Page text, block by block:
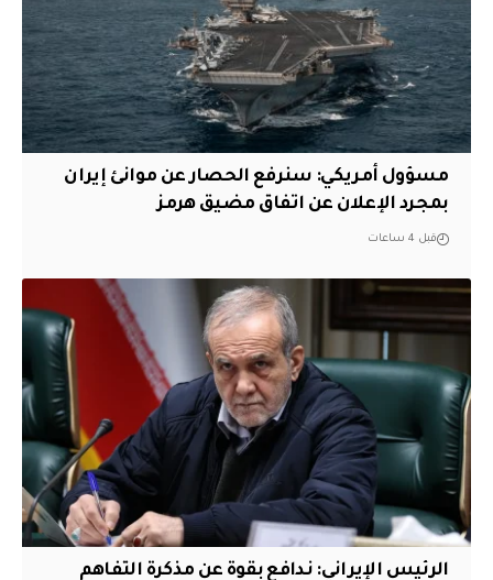
مسؤول أمريكي: سنرفع الحصار عن موانئ إيران
بمجرد الإعلان عن اتفاق مضيق هرمز
قبل 4 ساعات
الرئيس الإيراني: ندافع بقوة عن مذكرة التفاهم